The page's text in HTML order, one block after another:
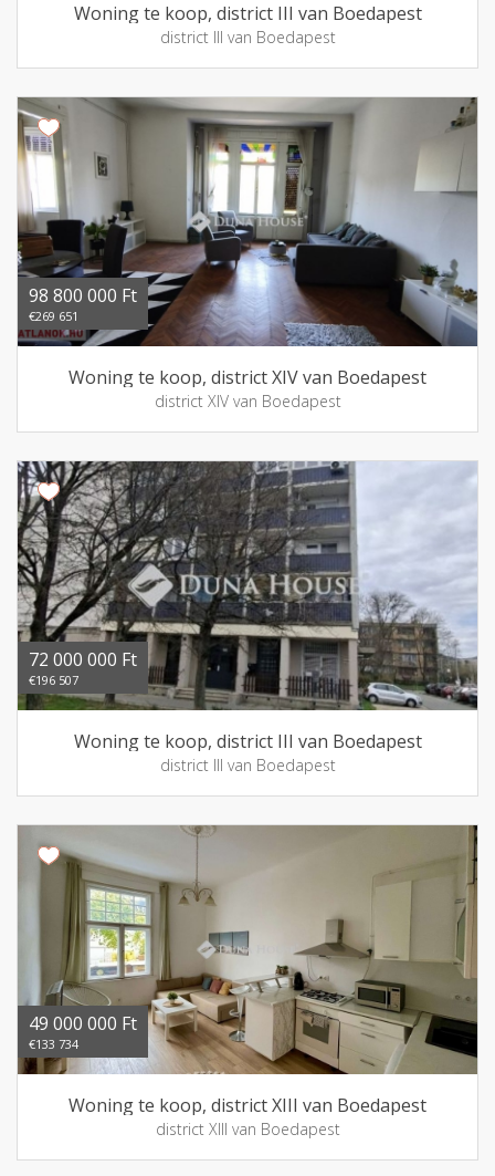
Woning te koop, district III van Boedapest
district III van Boedapest
98 800 000 Ft
€269 651
Woning te koop, district XIV van Boedapest
district XIV van Boedapest
72 000 000 Ft
€196 507
Woning te koop, district III van Boedapest
district III van Boedapest
49 000 000 Ft
€133 734
Woning te koop, district XIII van Boedapest
district XIII van Boedapest